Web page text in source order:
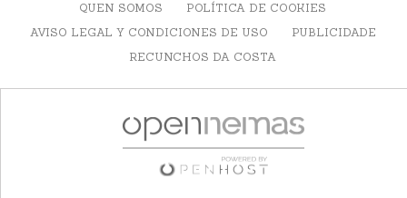
QUEN SOMOS
POLÍTICA DE COOKIES
AVISO LEGAL Y CONDICIONES DE USO
PUBLICIDADE
RECUNCHOS DA COSTA